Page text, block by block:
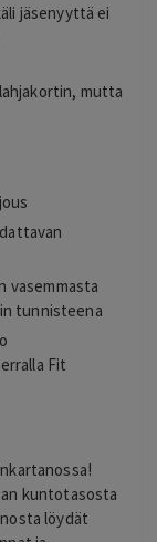
jäsenyyttä ei
mutta
vasemmasta
tunnisteena
Fit
kuntotasosta
löydät